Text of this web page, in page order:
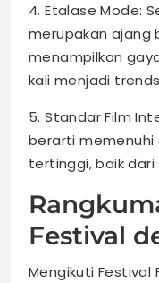
4. Etalase Mode:
merupakan ajang
menampilkan
kali menjadi
5. Standar Film
berarti
tertinggi, baik
Festival
Mengikuti Festival